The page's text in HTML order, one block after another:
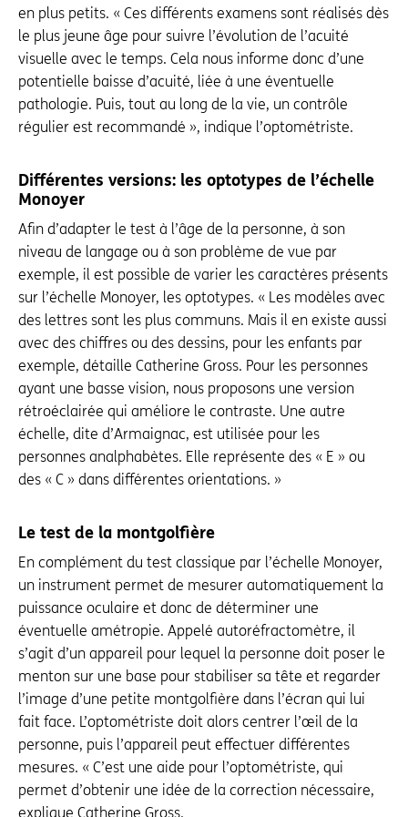
en plus petits. « Ces différents examens sont réalisés dès
le plus jeune âge pour suivre l’évolution de l’acuité
visuelle avec le temps. Cela nous informe donc d’une
potentielle baisse d’acuité, liée à une éventuelle
pathologie. Puis, tout au long de la vie, un contrôle
régulier est recommandé », indique l’optométriste.
Différentes versions: les optotypes de l’échelle
Monoyer
Afin d’adapter le test à l’âge de la personne, à son
niveau de langage ou à son problème de vue par
exemple, il est possible de varier les caractères présents
sur l’échelle Monoyer, les optotypes. « Les modèles avec
des lettres sont les plus communs. Mais il en existe aussi
avec des chiffres ou des dessins, pour les enfants par
exemple, détaille Catherine Gross. Pour les personnes
ayant une basse vision, nous proposons une version
rétroéclairée qui améliore le contraste. Une autre
échelle, dite d’Armaignac, est utilisée pour les
personnes analphabètes. Elle représente des « E » ou
des « C » dans différentes orientations. »
Le test de la montgolfière
En complément du test classique par l’échelle Monoyer,
un instrument permet de mesurer automatiquement la
puissance oculaire et donc de déterminer une
éventuelle amétropie. Appelé autoréfractomètre, il
s’agit d’un appareil pour lequel la personne doit poser le
menton sur une base pour stabiliser sa tête et regarder
l’image d’une petite montgolfière dans l’écran qui lui
fait face. L’optométriste doit alors centrer l’œil de la
personne, puis l’appareil peut effectuer différentes
mesures. « C’est une aide pour l’optométriste, qui
permet d’obtenir une idée de la correction nécessaire,
explique Catherine Gross.